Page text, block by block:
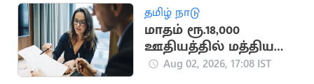
தமிழ் நாடு
மாதம் ரூ.18,000
ஊதியத்தில் மத்திய
அரசின்கீழ் புதிய
Aug 02, 2026, 17:08 IST